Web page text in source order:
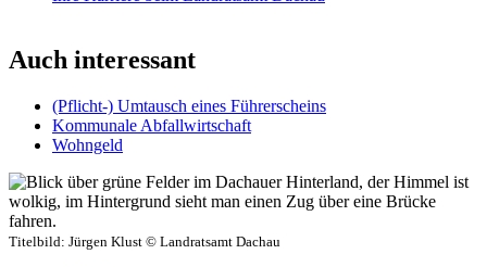
Auch interessant
(Pflicht-) Umtausch eines Führerscheins
Kommunale Abfallwirtschaft
Wohngeld
Titelbild: Jürgen Klust © Landratsamt Dachau